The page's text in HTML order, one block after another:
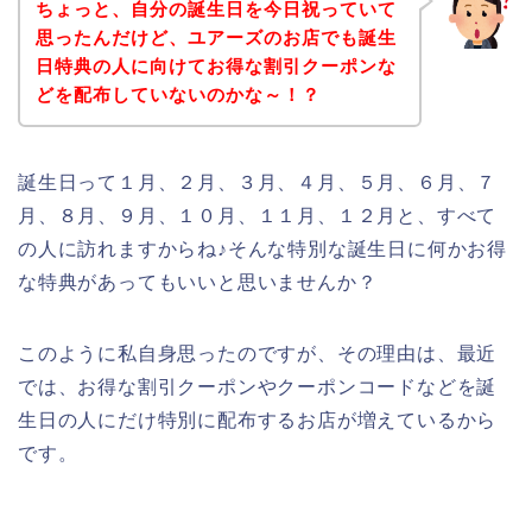
ちょっと、自分の誕生日を今日祝っていて
思ったんだけど、ユアーズのお店でも誕生
日特典の人に向けてお得な割引クーポンな
どを配布していないのかな～！？
誕生日って１月、２月、３月、４月、５月、６月、７
月、８月、９月、１０月、１１月、１２月と、すべて
の人に訪れますからね♪そんな特別な誕生日に何かお得
な特典があってもいいと思いませんか？
このように私自身思ったのですが、その理由は、最近
では、お得な割引クーポンやクーポンコードなどを誕
生日の人にだけ特別に配布するお店が増えているから
です。